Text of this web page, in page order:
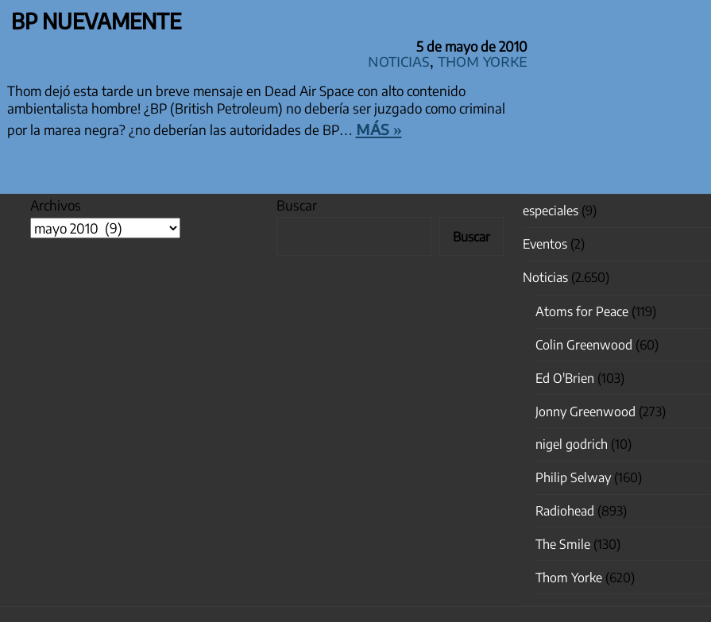
BP NUEVAMENTE
5 de mayo de 2010
Noticias Thom Yorke
Thom dejó esta tarde un breve mensaje en Dead Air Space con alto contenido
ambientalista hombre! ¿BP (British Petroleum) no debería ser juzgado como criminal
por la marea negra? ¿no deberían las autoridades de BP… más »
Archivos Buscar
Buscar
especiales(9)
Eventos(2)
Noticias(2.650)
Atoms for Peace(119)
Colin Greenwood (60)
Ed O'Brien (103)
Jonny Greenwood (273)
nigel godrich (10)
Philip Selway(160)
Radiohead (893)
The Smile(130)
Thom Yorke(620)